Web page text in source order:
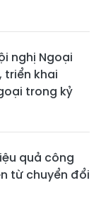
nghị Ngoại
triển khai
trong kỷ
quả công
từ chuyển đổi